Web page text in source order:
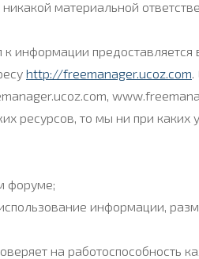
материальной
информации
http://freemanager.ucoz.com
ресурсов, то мы ни при каких
форуме;
информации,
на работоспособность